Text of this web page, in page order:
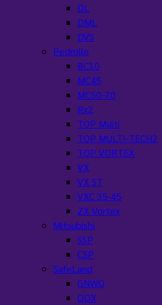
DL
DML
DVS
Pedrollo
BC10
MC45
MC50-70
Rx2
TOP Multi
TOP MULTI-TECH2
TOP VORTEX
VX
VX ST
VXC 35-45
ZX Vortex
Mitsubishi
SSP
CSP
SafeLand
GNWQ
QDX